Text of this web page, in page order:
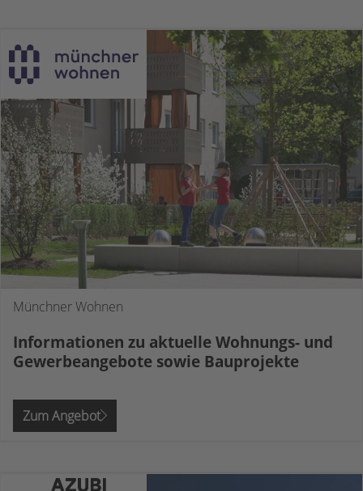
Münchner Wohnen
Informationen zu aktuelle Wohnungs- und
Gewerbeangebote sowie Bauprojekte
Zum Angebot